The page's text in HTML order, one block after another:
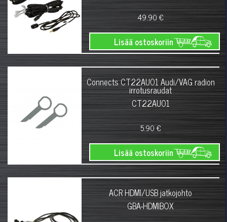
49.90 €
Lisää ostoskoriin
Connects CT22AU01 Audi/VAG radion
irrotusraudat
CT22AU01
5.90 €
Lisää ostoskoriin
ACR HDMI/USB jatkojohto
GBA-HDMIBOX